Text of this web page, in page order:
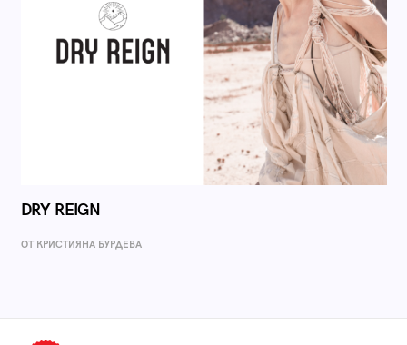
DRY REIGN
ОТ КРИСТИЯНА БУРДЕВА